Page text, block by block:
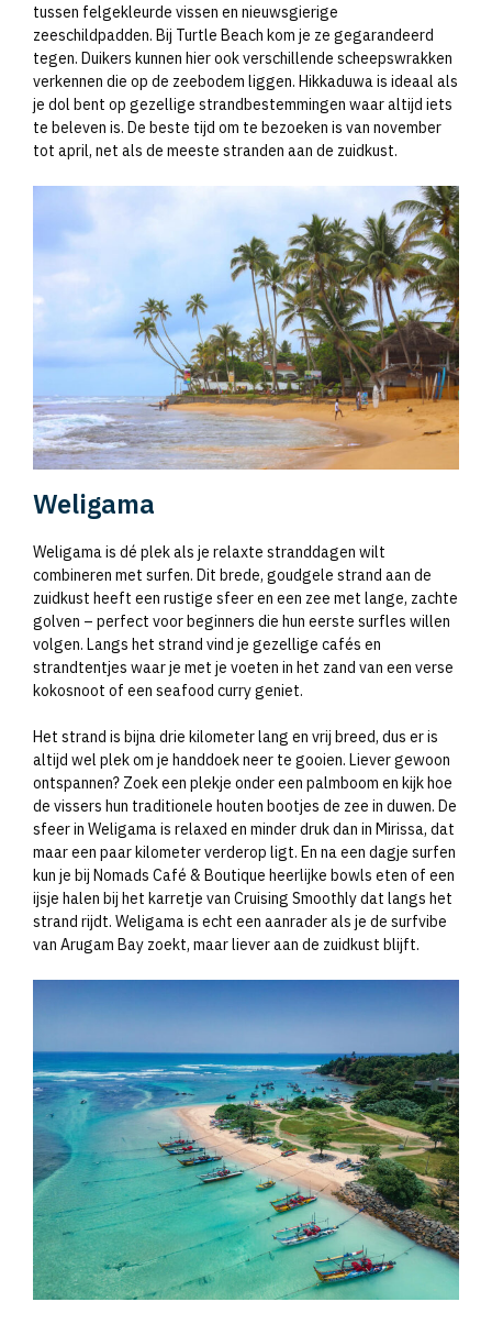
tussen felgekleurde vissen en nieuwsgierige
zeeschildpadden. Bij Turtle Beach kom je ze gegarandeerd
tegen. Duikers kunnen hier ook verschillende scheepswrakken
verkennen die op de zeebodem liggen. Hikkaduwa is ideaal als
je dol bent op gezellige strandbestemmingen waar altijd iets
te beleven is. De beste tijd om te bezoeken is van november
tot april, net als de meeste stranden aan de zuidkust.
Weligama
Weligama is dé plek als je relaxte stranddagen wilt
combineren met surfen. Dit brede, goudgele strand aan de
zuidkust heeft een rustige sfeer en een zee met lange, zachte
golven – perfect voor beginners die hun eerste surfles willen
volgen. Langs het strand vind je gezellige cafés en
strandtentjes waar je met je voeten in het zand van een verse
kokosnoot of een seafood curry geniet.
Het strand is bijna drie kilometer lang en vrij breed, dus er is
altijd wel plek om je handdoek neer te gooien. Liever gewoon
ontspannen? Zoek een plekje onder een palmboom en kijk hoe
de vissers hun traditionele houten bootjes de zee in duwen. De
sfeer in Weligama is relaxed en minder druk dan in Mirissa, dat
maar een paar kilometer verderop ligt. En na een dagje surfen
kun je bij Nomads Café & Boutique heerlijke bowls eten of een
ijsje halen bij het karretje van Cruising Smoothly dat langs het
strand rijdt. Weligama is echt een aanrader als je de surfvibe
van Arugam Bay zoekt, maar liever aan de zuidkust blijft.